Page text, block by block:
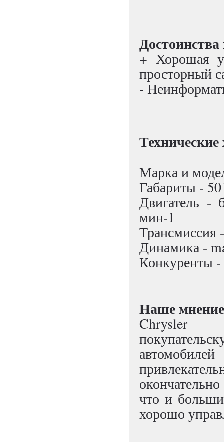
+ Хорошая
просторный
-
Марка и
Габариты -
Двигатель -
мин-1
Трансмиссия
Динамика -
Конкуренты
Наше мнение
Chrysler
что и
хорошо